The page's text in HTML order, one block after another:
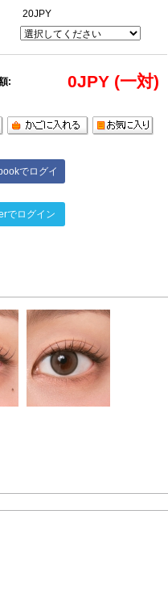
20JPY
: 0JPY (一対)
でログイ
でログイン